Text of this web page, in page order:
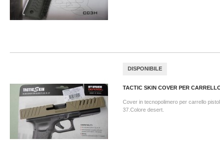
DISPONIBILE
TACTIC SKIN COVER PER
Cover in tecnopolimero per carrello
37.Colore desert.